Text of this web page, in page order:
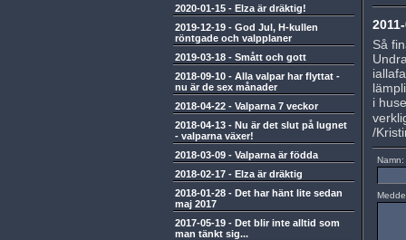
2020-01-15 - Elza är dräktig!
2019-12-19 - God Jul, H-kullen
röntgade och valpplaner
2019-03-18 - Smått och gott
2018-09-10 - Alla valpar har flyttat -
nu är de sex månader
2018-04-22 - Valparna 7 veckor
2018-04-13 - Nu är det slut på lugnet
- valparna växer!
2018-03-09 - Valparna är födda
2018-02-17 - Elza är dräktig
2018-01-28 - Det har hänt lite sedan
maj 2017
2017-05-19 - Det blir inte alltid som
man tänkt sig...
Så
i
/
Namn: